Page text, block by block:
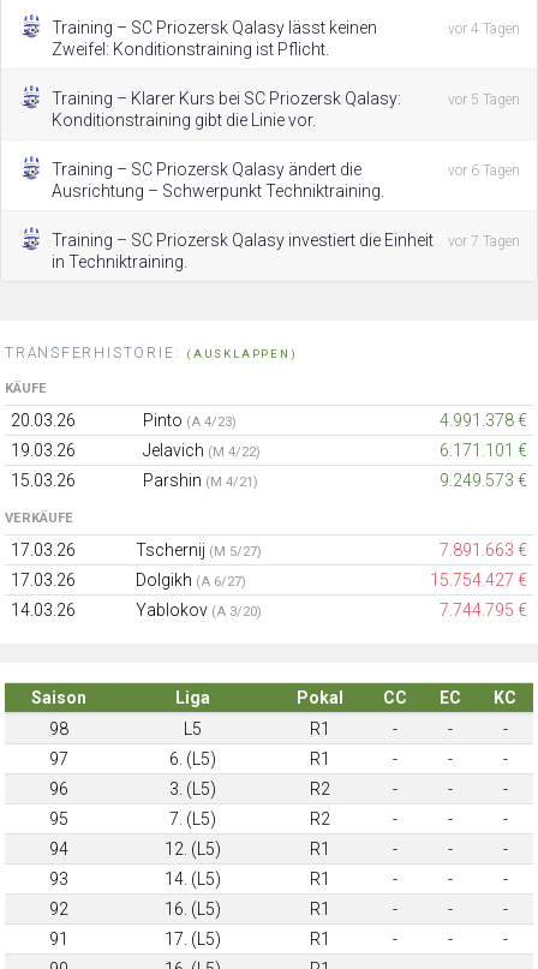
Training – SC Priozersk Qalasy lässt keinen
Zweifel: Konditionstraining ist Pflicht.
vor 4 Tagen
Training – Klarer Kurs bei SC Priozersk Qalasy:
Konditionstraining gibt die Linie vor.
vor 5 Tagen
Training – SC Priozersk Qalasy ändert die
Ausrichtung – Schwerpunkt Techniktraining.
vor 6 Tagen
Training – SC Priozersk Qalasy investiert die Einheit
in Techniktraining.
vor 7 Tagen
TRANSFERHISTORIE: (AUSKLAPPEN)
KÄUFE
20.03.26 Pinto (A 4/23)
4.991.378 €
19.03.26
Jelavich (M 4/22)
6.171.101 €
15.03.26
Parshin (M 4/21) 9.249.573 €
VERKÄUFE
17.03.26 Tschernij (M 5/27)
7.891.663 €
17.03.26
Dolgikh (A 6/27)
15.754.427 €
14.03.26
Yablokov (A 3/20) 7.744.795 €
Saison Liga Pokal CC EC
KC
98
L5 R1 - -
-
97
6. (L5) R1 - -
-
96
3. (L5) R2 - -
-
95
7. (L5) R2 - -
-
94
12. (L5) R1 - -
-
93
14. (L5) R1 - -
-
92
16. (L5) R1 - -
-
91
17. (L5) R1 - -
-